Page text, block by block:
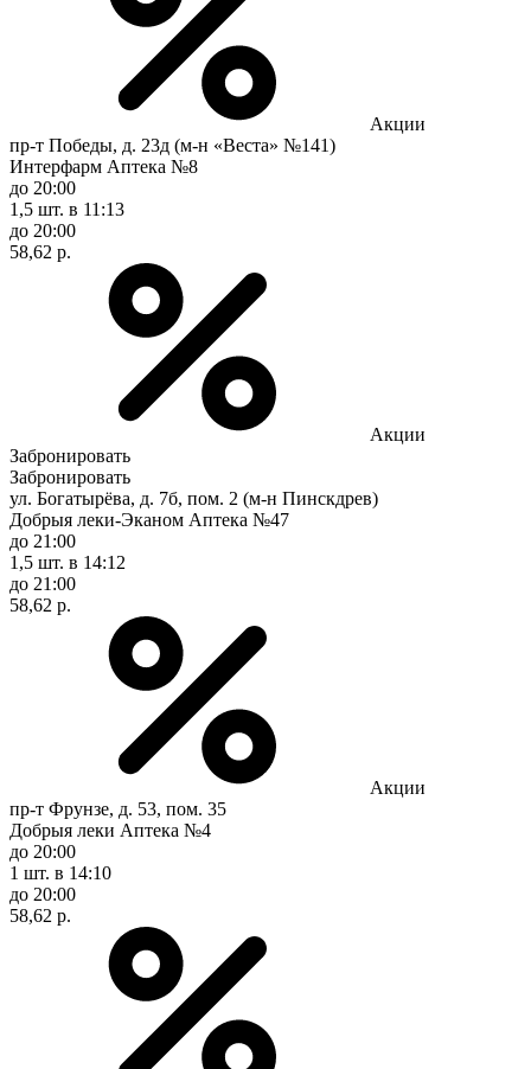
Акции
пр-т Победы, д. 23д (м-н «Веста» №141)
Интерфарм Аптека №8
до 20:00
1,5 шт. в 11:13
до 20:00
58,62 р.
Акции
Забронировать
Забронировать
ул. Богатырёва, д. 7б, пом. 2 (м-н Пинскдрев)
Добрыя леки-Эканом Аптека №47
до 21:00
1,5 шт. в 14:12
до 21:00
58,62 р.
Акции
пр-т Фрунзе, д. 53, пом. 35
Добрыя леки Аптека №4
до 20:00
1 шт. в 14:10
до 20:00
58,62 р.